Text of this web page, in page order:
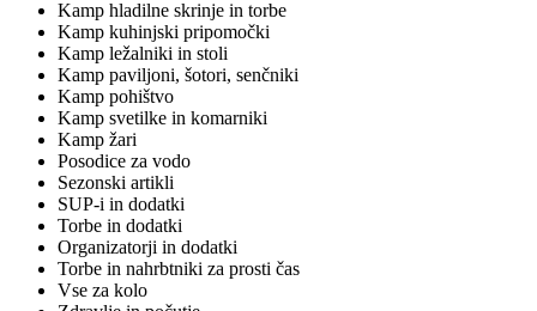
Kamp hladilne skrinje in torbe
Kamp kuhinjski pripomočki
Kamp ležalniki in stoli
Kamp paviljoni, šotori, senčniki
Kamp pohištvo
Kamp svetilke in komarniki
Kamp žari
Posodice za vodo
Sezonski artikli
SUP-i in dodatki
Torbe in dodatki
Organizatorji in dodatki
Torbe in nahrbtniki za prosti čas
Vse za kolo